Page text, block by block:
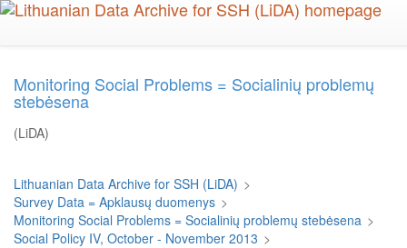
Skip
Monitoring Social Problems = Socialinių problemų
stebėsena
(LiDA)
Lithuanian Data Archive for SSH (LiDA) >
Survey Data = Apklausų duomenys >
Monitoring Social Problems = Socialinių problemų stebėsena >
Social Policy IV, October - November 2013 >